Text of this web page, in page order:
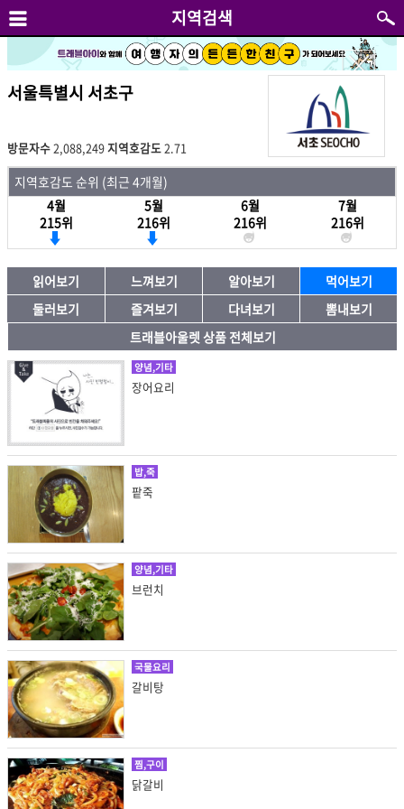
지역검색
서울특별시 서초구
방문자수2,088,249지역호감도 2.71
지역호감도 순위 (최근 4개월)
4월
215위
5월
216위
6월
216위
7월
216위
읽어보기 느껴보기 알아보기
먹어보기
둘러보기
즐겨보기 다녀보기
뽐내보기
트래블아울렛 상품 전체보기
양념,기타
장어요리
밥,죽
팥죽
양념,기타
브런치
국물요리
갈비탕
찜,구이
닭갈비